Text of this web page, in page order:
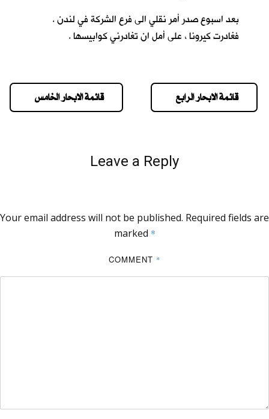
بعد اسبوع صدر أمر نقلي الى فرع الشركة في لندن .
فغادرت كيرونا ، على أمل ان تغادرني كوابيسها .
قائمة الابحار الخامس قائمة الابحار الرابع
Leave a Reply
Your email address will not be published. Required fields are
marked *
COMMENT *